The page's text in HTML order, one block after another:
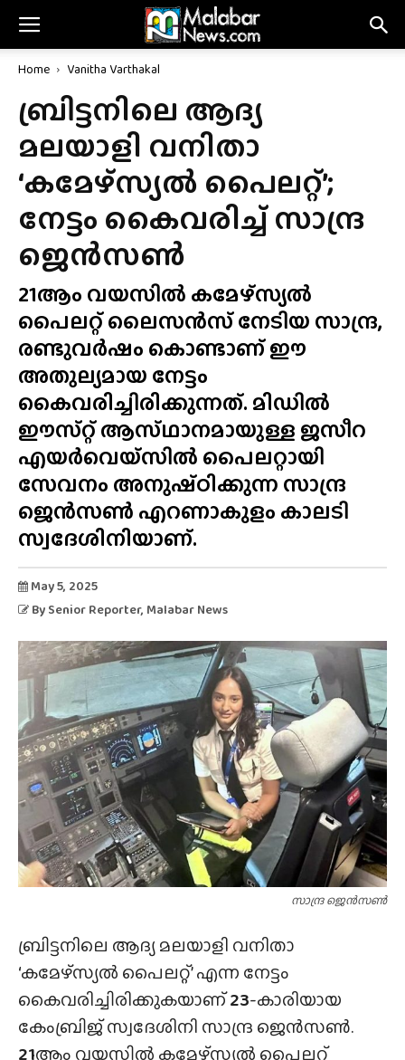
Home Vanitha Varthakal
ബ്രിട്ടനിലെ ആദ്യ
മലയാളി വനിതാ
‘കമേഴ്‌സ്യൽ പൈലറ്റ്’;
നേട്ടം കൈവരിച്ച് സാന്ദ്ര
ജെൻസൺ
21ആം വയസിൽ കമേഴ്‌സ്യൽ
പൈലറ്റ് ലൈസൻസ് നേടിയ സാന്ദ്ര,
രണ്ടുവർഷം കൊണ്ടാണ് ഈ
അതുല്യമായ നേട്ടം
കൈവരിച്ചിരിക്കുന്നത്. മിഡിൽ
ഈസ്‌റ്റ് ആസ്‌ഥാനമായുള്ള ജസീറ
എയർവെയ്‌സിൽ പൈലറ്റായി
സേവനം അനുഷ്‌ഠിക്കുന്ന സാന്ദ്ര
ജെൻസൺ എറണാകുളം കാലടി
സ്വദേശിനിയാണ്.
May 5, 2025
By Senior Reporter, Malabar News
സാന്ദ്ര ജെൻസൺ
ബ്രിട്ടനിലെ ആദ്യ മലയാളി വനിതാ
‘കമേഴ്‌സ്യൽ പൈലറ്റ്’ എന്ന നേട്ടം
കൈവരിച്ചിരിക്കുകയാണ്23-കാരിയായ
കേംബ്രിജ് സ്വദേശിനി സാന്ദ്ര ജെൻസൺ.
21ആം വയസിൽ കമേഴ്‌സ്യൽ പൈലറ്റ്